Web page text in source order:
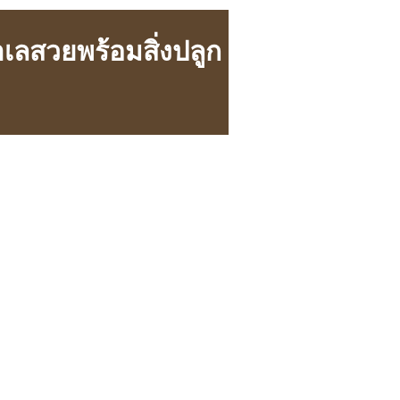
ลสวยพร้อมสิ่งปลูก